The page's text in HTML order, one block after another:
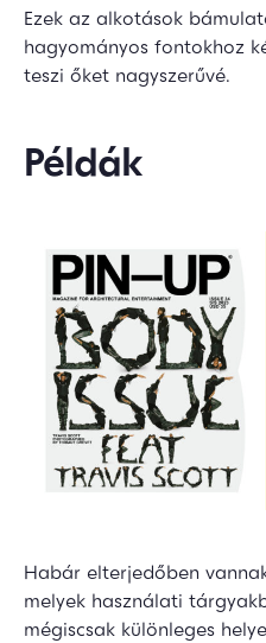
Ezek az alkotások
hagyományos fontokhoz
teszi őket nagyszerűvé.
Példák
Habár elterjedőben
melyek használati
mégiscsak különleges